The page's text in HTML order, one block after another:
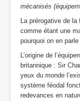
mécanisés
La prérogative de
comme étant une
pourquoi on en
L’origine de
britannique : Sir
yeux du monde
système féodal
redevances en